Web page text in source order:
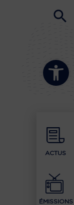
Ouvrir la
ACTUS
ÉMISSIONS